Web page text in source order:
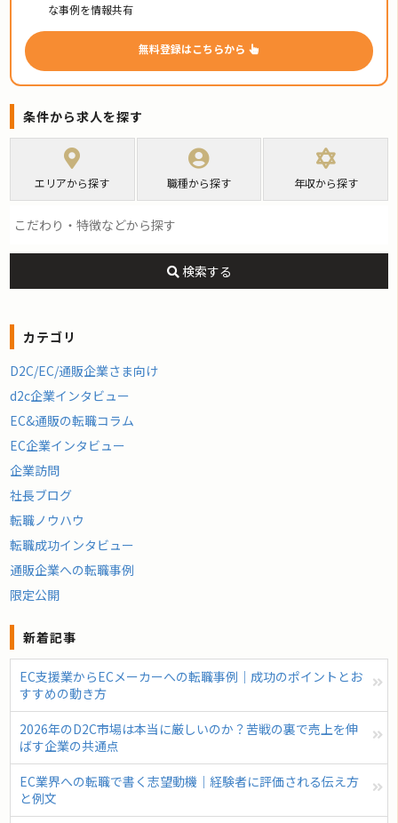
な事例を情報共有
無料登録はこちらから
条件から求人を探す
エリアから探す 職種から探す 年収から探す
検索する
カテゴリ
D2C/EC/通販企業さま向け
d2c企業インタビュー
EC&通販の転職コラム
EC企業インタビュー
企業訪問
社長ブログ
転職ノウハウ
転職成功インタビュー
通販企業への転職事例
限定公開
新着記事
EC支援業からECメーカーへの転職事例｜成功のポイントとお
すすめの動き方
2026年のD2C市場は本当に厳しいのか？苦戦の裏で売上を伸
ばす企業の共通点
EC業界への転職で書く志望動機｜経験者に評価される伝え方
と例文